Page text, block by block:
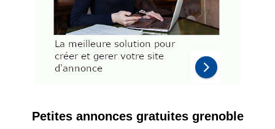
Petites annonces gratuites grenoble